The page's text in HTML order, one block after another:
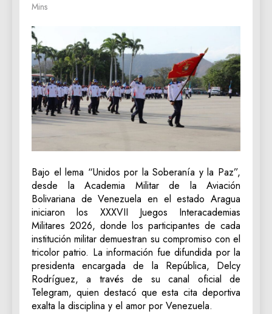
Mins
Bajo el lema “Unidos por la Soberanía y la Paz”,
desde la Academia Militar de la Aviación
Bolivariana de Venezuela en el estado Aragua
iniciaron los XXXVII Juegos Interacademias
Militares 2026, donde los participantes de cada
institución militar demuestran su compromiso con el
tricolor patrio. La información fue difundida por la
presidenta encargada de la República, Delcy
Rodríguez, a través de su canal oficial de
Telegram, quien destacó que esta cita deportiva
exalta la disciplina y el amor por Venezuela.